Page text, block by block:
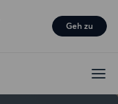
Geh zu